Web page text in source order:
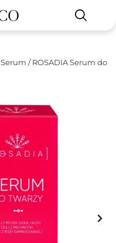
Serum / ROSADIA Serum do